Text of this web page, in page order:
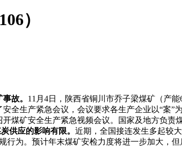
）
故。 11月4日，陕西省铜川市乔子梁煤矿（产
全生产紧急会议，会议要求各生产企业以“案
煤矿安全生产紧急视频会议。国家及地方负责
供应的影响有限。 近期，全国接连发生多起较
为。预计年末煤矿安检力度将进一步加大，